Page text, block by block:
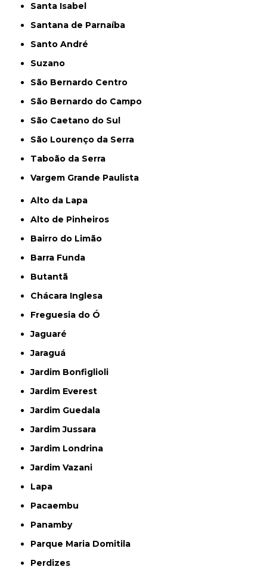
Santa Isabel
Santana de Parnaíba
Santo André
Suzano
São Bernardo Centro
São Bernardo do Campo
São Caetano do Sul
São Lourenço da Serra
Taboão da Serra
Vargem Grande Paulista
Alto da Lapa
Alto de Pinheiros
Bairro do Limão
Barra Funda
Butantã
Chácara Inglesa
Freguesia do Ó
Jaguaré
Jaraguá
Jardim Bonfiglioli
Jardim Everest
Jardim Guedala
Jardim Jussara
Jardim Londrina
Jardim Vazani
Lapa
Pacaembu
Panamby
Parque Maria Domitila
Perdizes